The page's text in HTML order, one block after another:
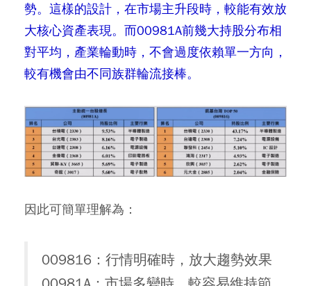
勢。這樣的設計，在市場主升段時，較能有效放
大核心資產表現。而00981A前幾大持股分布相
對平均，產業輪動時，不會過度依賴單一方向，
較有機會由不同族群輪流接棒。
因此可簡單理解為：
009816：行情明確時，放大趨勢效果